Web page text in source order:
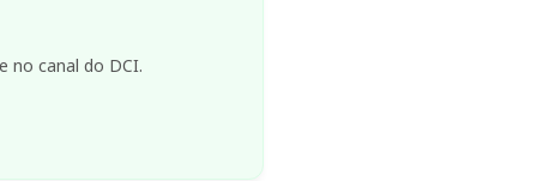
no canal do DCI.